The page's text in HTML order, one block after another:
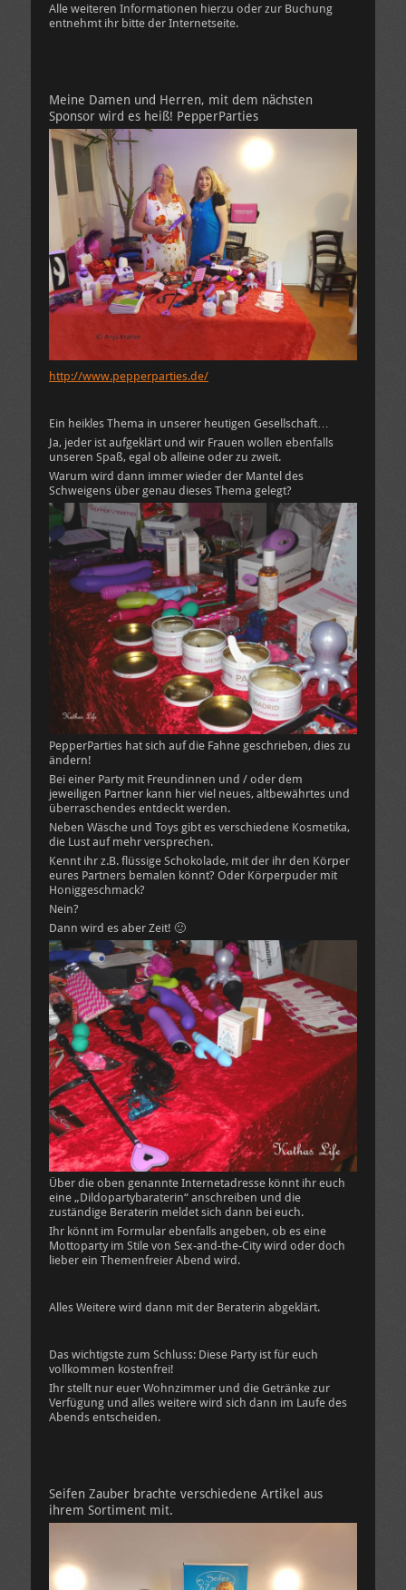
Alle weiteren Informationen hierzu oder zur Buchung
entnehmt ihr bitte der Internetseite.
Meine Damen und Herren, mit dem nächsten
Sponsor wird es heiß! PepperParties
http://www.pepperparties.de/
Ein heikles Thema in unserer heutigen Gesellschaft…
Ja, jeder ist aufgeklärt und wir Frauen wollen ebenfalls
unseren Spaß, egal ob alleine oder zu zweit.
Warum wird dann immer wieder der Mantel des
Schweigens über genau dieses Thema gelegt?
PepperParties hat sich auf die Fahne geschrieben, dies zu
ändern!
Bei einer Party mit Freundinnen und / oder dem
jeweiligen Partner kann hier viel neues, altbewährtes und
überraschendes entdeckt werden.
Neben Wäsche und Toys gibt es verschiedene Kosmetika,
die Lust auf mehr versprechen.
Kennt ihr z.B. flüssige Schokolade, mit der ihr den Körper
eures Partners bemalen könnt? Oder Körperpuder mit
Honiggeschmack?
Nein?
Dann wird es aber Zeit! 🙂
Über die oben genannte Internetadresse könnt ihr euch
eine „Dildopartybaraterin“ anschreiben und die
zuständige Beraterin meldet sich dann bei euch.
Ihr könnt im Formular ebenfalls angeben, ob es eine
Mottoparty im Stile von Sex-and-the-City wird oder doch
lieber ein Themenfreier Abend wird.
Alles Weitere wird dann mit der Beraterin abgeklärt.
Das wichtigste zum Schluss: Diese Party ist für euch
vollkommen kostenfrei!
Ihr stellt nur euer Wohnzimmer und die Getränke zur
Verfügung und alles weitere wird sich dann im Laufe des
Abends entscheiden.
Seifen Zauber brachte verschiedene Artikel aus
ihrem Sortiment mit.